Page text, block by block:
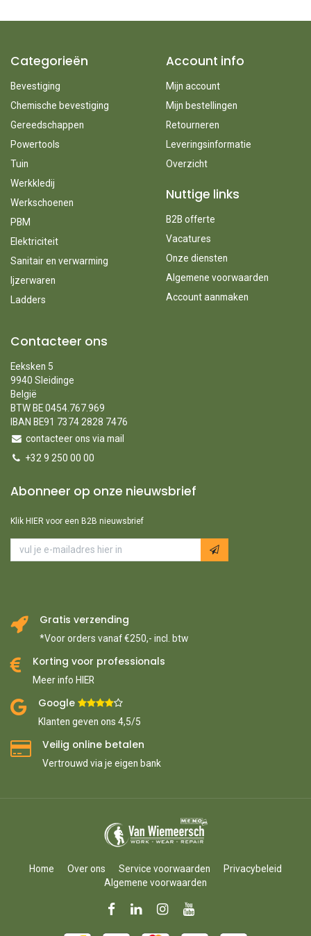
Categorieën
Bevestiging
Chemische bevestiging
Gereedschappen
Powertools
Tuin
Werkkledij
Werkschoenen
PBM
Elektriciteit
Sanitair en verwarming
Ijzerwaren
Ladders
Account info
Mijn account
Mijn bestellingen
Retourneren
Leveringsinformatie
Overzicht
Nuttige links
B2B offerte
Vacatures
Onze diensten
Algemene voorwaarden
Account aanmaken
Contacteer ons
Eeksken 5
9940 Sleidinge
België
BTW BE 0454.767.969
IBAN BE91 7374 2828 7476
contacteer ons via mail
+32 9 250 00 00
Abonneer op onze nieuwsbrief
Klik HIER voor een B2B nieuwsbrief
Gratis verzending
*Voor orders vanaf €250,- incl. btw
Korting voor professionals
Meer info HIER
Google ​
Klanten geven ons 4,5/5
Veilig online betalen
Vertrouwd via je eigen bank
Home Over ons Service voorwaarden
Privacybeleid
Algemene voorwaarden